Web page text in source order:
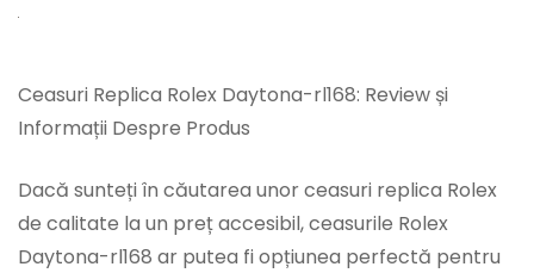
Ceasuri Replica Rolex Daytona-rl168: Review și
Informații Despre Produs
Dacă sunteți în căutarea unor ceasuri replica Rolex
de calitate la un preț accesibil, ceasurile Rolex
Daytona-rl168 ar putea fi opțiunea perfectă pentru